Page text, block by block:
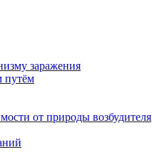
заражения
путём
от природы возбудителя